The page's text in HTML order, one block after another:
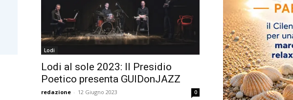
Lodi
Lodi al sole 2023: Il Presidio
Poetico presenta GUIDonJAZZ
redazione - 12 Giugno 2023 0